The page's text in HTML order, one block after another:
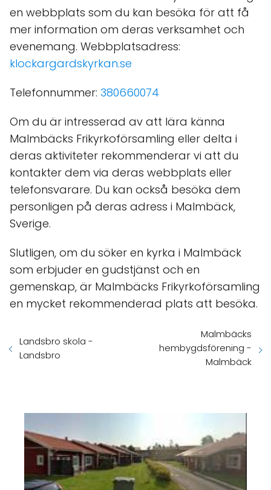
en webbplats som du kan besöka för att få
mer information om deras verksamhet och
evenemang. Webbplatsadress:
klockargardskyrkan.se
Telefonnummer: 380660074
Om du är intresserad av att lära känna
Malmbäcks Frikyrkoförsamling eller delta i
deras aktiviteter rekommenderar vi att du
kontakter dem via deras webbplats eller
telefonsvarare. Du kan också besöka dem
personligen på deras adress i Malmbäck,
Sverige.
Slutligen, om du söker en kyrka i Malmbäck
som erbjuder en gudstjänst och en
gemenskap, är Malmbäcks Frikyrkoförsamling
en mycket rekommenderad plats att besöka.
Landsbro skola -
Landsbro
Malmbäcks
hembygdsförening -
Malmbäck